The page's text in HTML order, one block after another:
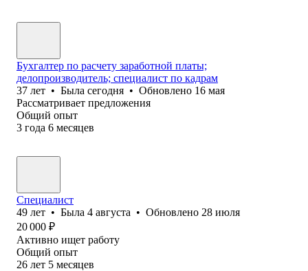
Бухгалтер по расчету заработной платы;
делопроизводитель; специалист по кадрам
37 лет • Была сегодня • Обновлено 16 мая
Рассматривает предложения
Общий опыт
3 года 6 месяцев
Специалист
49 лет • Была 4 августа • Обновлено 28 июля
20 000 ₽
Активно ищет работу
Общий опыт
26 лет 5 месяцев